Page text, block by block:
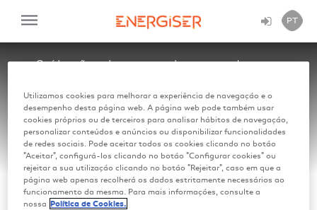
PT
window.
O vídeo não pode ser carregado, ou porque houve um
não é compatível.
MUNDO GALP
Utilizamos cookies para melhorar a experiência de navegação e o
desempenho desta página web. A página web pode também usar
cookies próprios ou de terceiros para analisar hábitos de navegação,
personalizar conteúdos e anúncios ou disponibilizar funcionalidades
de redes sociais. Pode aceitar todos os cookies clicando no botão
"Aceitar", configurá-los clicando no botão "Configurar cookies" ou
rejeitar a sua utilização clicando no botão "Rejeitar", caso em que a
página web apenas recolherá os dados estritamente necessários ao
funcionamento da mesma. Para mais informações, consulte a
nossa Política de Cookies.